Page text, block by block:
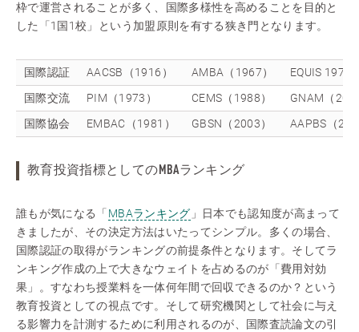
枠で運営されることが多く、国際多様性を高めることを目的と
した「1国1校」という加盟原則を有する狭き門となります。
国際認証 AACSB（1916） AMBA（1967）
EQUIS 1972
国際交流
PIM（1973） CEMS（1988）
GNAM（
国際協会
EMBAC（1981） GBSN（2003） AAPBS（
教育投資指標としてのMBAランキング
誰もが気になる「 MBAランキング 」日本でも認知度が高まって
きましたが、その決定方法はいたってシンプル。多くの場合、
国際認証の取得がランキングの前提条件となります。そしてラ
ンキング作成の上で大きなウェイトを占めるのが「費用対効
果」。すなわち授業料を一体何年間で回収できるのか？という
教育投資としての視点です。そして研究機関として社会に与え
る影響力を計測するために利用されるのが、国際査読論文の引